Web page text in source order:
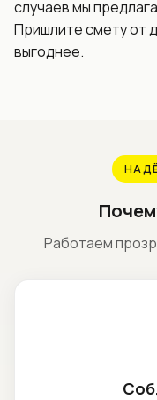
случаев мы
Пришлите смету от
выгоднее.
Работаем